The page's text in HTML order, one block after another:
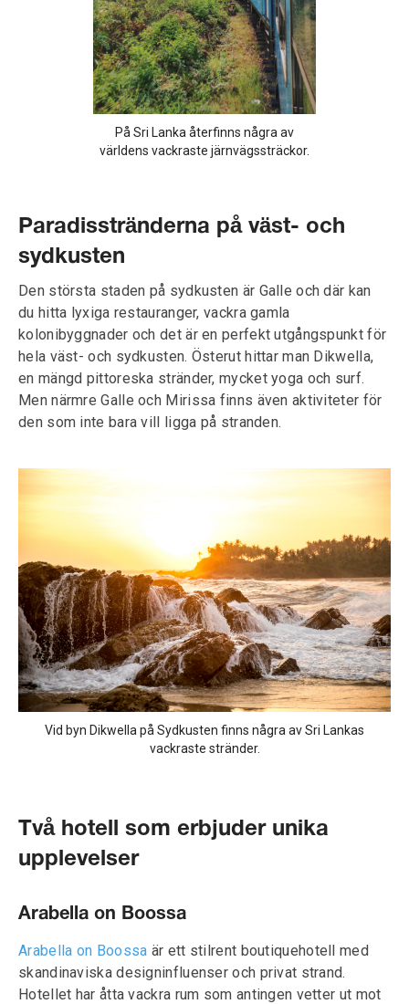
På Sri Lanka återfinns några av
världens vackraste järnvägssträckor.
Paradisstränderna på väst- och
sydkusten
Den största staden på sydkusten är Galle och där kan
du hitta lyxiga restauranger, vackra gamla
kolonibyggnader och det är en perfekt utgångspunkt för
hela väst- och sydkusten. Österut hittar man Dikwella,
en mängd pittoreska stränder, mycket yoga och surf.
Men närmre Galle och Mirissa finns även aktiviteter för
den som inte bara vill ligga på stranden.
Vid byn Dikwella på Sydkusten finns några av Sri Lankas
vackraste stränder.
Två hotell som erbjuder unika
upplevelser
Arabella on Boossa
Arabella on Boossa är ett stilrent boutiquehotell med
skandinaviska designinfluenser och privat strand.
Hotellet har åtta vackra rum som antingen vetter ut mot